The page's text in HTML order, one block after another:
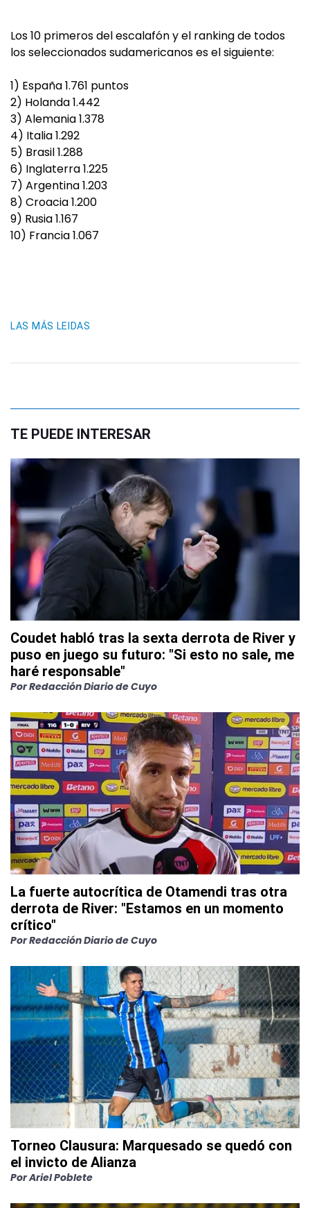
Los 10 primeros del escalafón y el ranking de todos
los seleccionados sudamericanos es el siguiente:
1) España 1.761 puntos
2) Holanda 1.442
3) Alemania 1.378
4) Italia 1.292
5) Brasil 1.288
6) Inglaterra 1.225
7) Argentina 1.203
8) Croacia 1.200
9) Rusia 1.167
10) Francia 1.067
LAS MÁS LEIDAS
TE PUEDE INTERESAR
Coudet habló tras la sexta derrota de River y
puso en juego su futuro: "Si esto no sale, me
haré responsable"
PorRedacción Diario de Cuyo
La fuerte autocrítica de Otamendi tras otra
derrota de River: "Estamos en un momento
crítico"
PorRedacción Diario de Cuyo
Torneo Clausura: Marquesado se quedó con
el invicto de Alianza
PorAriel Poblete